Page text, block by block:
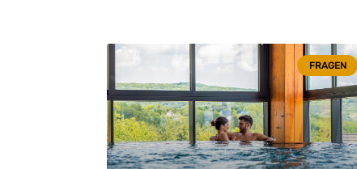
FRAGEN